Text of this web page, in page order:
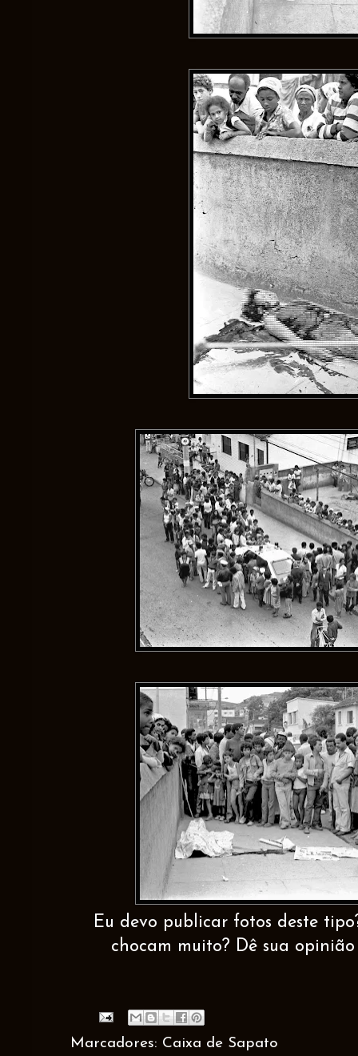
Eu devo publicar fotos deste
chocam muito? Dê sua
Marcadores: Caixa de Sapato